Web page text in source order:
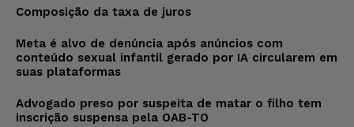
Composição da taxa de juros
Meta é alvo de denúncia após anúncios com
conteúdo sexual infantil gerado por IA circularem em
suas plataformas
Advogado preso por suspeita de matar o filho tem
inscrição suspensa pela OAB-TO